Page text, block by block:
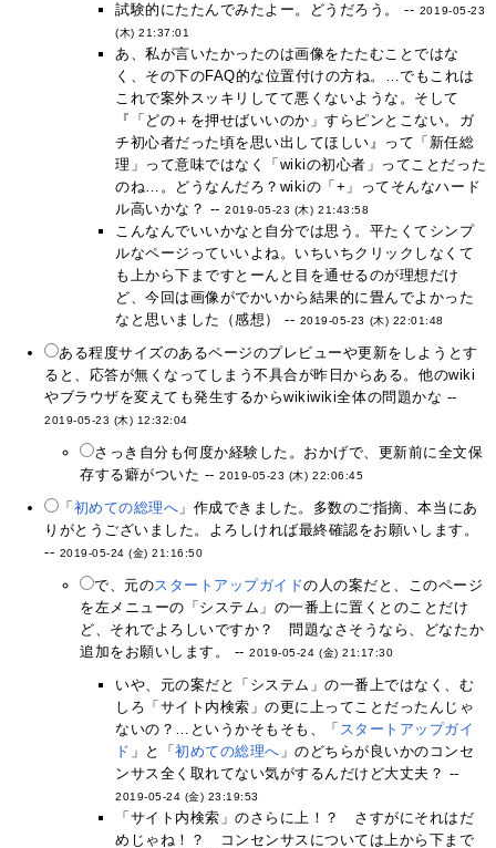
試験的にたたんでみたよー。どうだろう。 -- 2019-05-23
(木) 21:37:01
あ、私が言いたかったのは画像をたたむことではな
く、その下のFAQ的な位置付けの方ね。…でもこれは
これで案外スッキリしてて悪くないような。そして
『「どの＋を押せばいいのか」すらピンとこない。ガ
チ初心者だった頃を思い出してほしい』って「新任総
理」って意味ではなく「wikiの初心者」ってことだった
のね…。どうなんだろ？wikiの「+」ってそんなハード
ル高いかな？ --2019-05-23 (木) 21:43:58
こんなんでいいかなと自分では思う。平たくてシンプ
ルなページっていいよね。いちいちクリックしなくて
も上から下まですとーんと目を通せるのが理想だけ
ど、今回は画像がでかいから結果的に畳んでよかった
なと思いました（感想） -- 2019-05-23 (木) 22:01:48
ある程度サイズのあるページのプレビューや更新をしようとす
ると、応答が無くなってしまう不具合が昨日からある。他のwiki
やブラウザを変えても発生するからwikiwiki全体の問題かな --
2019-05-23 (木) 12:32:04
さっき自分も何度か経験した。おかげで、更新前に全文保
存する癖がついた --2019-05-23 (木) 22:06:45
「 初めての総理へ 」作成できました。多数のご指摘、本当にあ
りがとうございました。よろしければ最終確認をお願いします。
-- 2019-05-24 (金) 21:16:50
で、元のスタートアップガイドの人の案だと、このページ
を左メニューの「システム」の一番上に置くとのことだけ
ど、それでよろしいですか？ 問題なさそうなら、どなたか
追加をお願いします。 --2019-05-24 (金) 21:17:30
いや、元の案だと「システム」の一番上ではなく、む
しろ「サイト内検索」の更に上ってことだったんじゃ
ないの？…というかそもそも、「 スタートアップガイ
ド 」と「初めての総理へ 」のどちらが良いかのコンセ
ンサス全く取れてない気がするんだけど大丈夫？ --
2019-05-24 (金) 23:19:53
「サイト内検索」のさらに上！？ さすがにそれはだ
めじゃね！？ コンセンサスについては上から下まで